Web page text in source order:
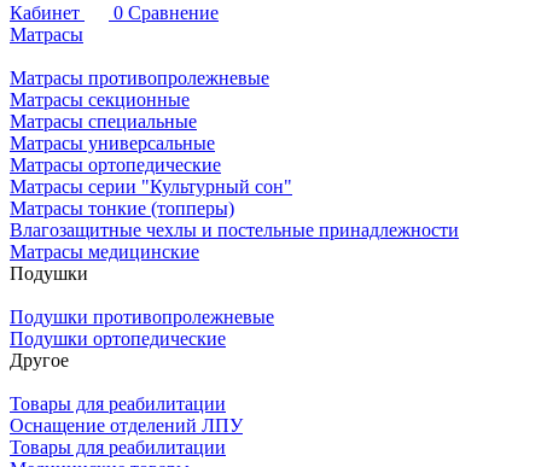
Кабинет
0 Сравнение
Матрасы
Матрасы противопролежневые
Матрасы секционные
Матрасы специальные
Матрасы универсальные
Матрасы ортопедические
Матрасы серии "Культурный сон"
Матрасы тонкие (топперы)
Влагозащитные чехлы и постельные принадлежности
Матрасы медицинские
Подушки
Подушки противопролежневые
Подушки ортопедические
Другое
Товары для реабилитации
Оснащение отделений ЛПУ
Товары для реабилитации